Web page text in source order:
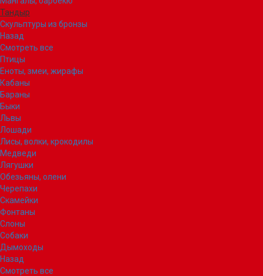
Тандыр
Скульптуры из бронзы
Назад
Смотреть все
Птицы
Еноты, змеи, жирафы
Кабаны
Бараны
Быки
Львы
Лошади
Лисы, волки, крокодилы
Медведи
Лягушки
Обезьяны, олени
Черепахи
Скамейки
Фонтаны
Слоны
Собаки
Дымоходы
Назад
Смотреть все